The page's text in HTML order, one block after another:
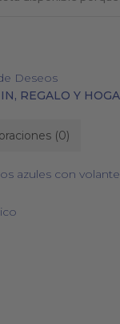
Deseos
, REGALO Y
(0)
azules con